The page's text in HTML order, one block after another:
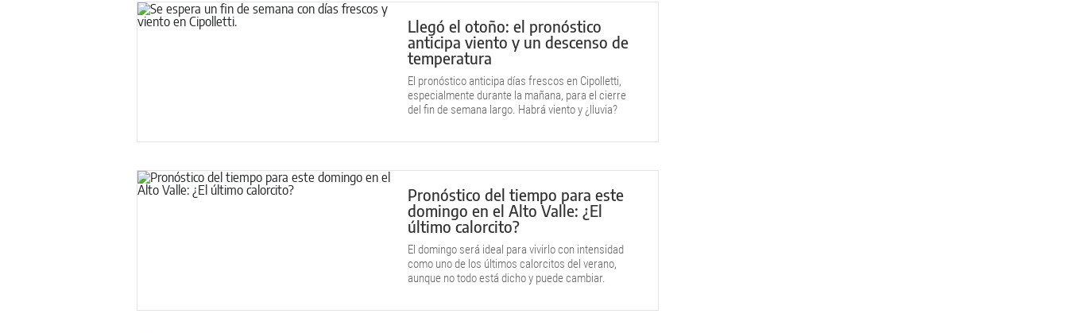
Llegó el otoño: el pronóstico
anticipa viento y un descenso de
temperatura
El pronóstico anticipa días frescos en Cipolletti,
especialmente durante la mañana, para el cierre
del fin de semana largo. Habrá viento y ¿lluvia?
Pronóstico del tiempo para este
domingo en el Alto Valle: ¿El
último calorcito?
El domingo será ideal para vivirlo con intensidad
como uno de los últimos calorcitos del verano,
aunque no todo está dicho y puede cambiar.